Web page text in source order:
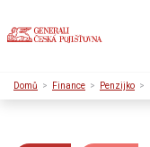
Domů Finance Penzijko